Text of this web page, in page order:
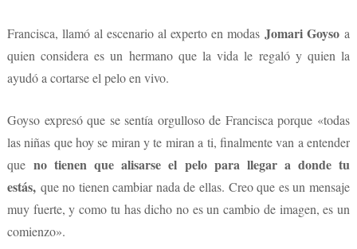
Francisca, llamó al escenario al experto en modas Jomari Goyso a
quien considera es un hermano que la vida le regaló y quien la
ayudó a cortarse el pelo en vivo.
Goyso expresó que se sentía orgulloso de Francisca porque «todas
las niñas que hoy se miran y te miran a ti, finalmente van a entender
queno tienen que alisarse el pelo para llegar a donde tu
estás,que no tienen cambiar nada de ellas. Creo que es un mensaje
muy fuerte, y como tu has dicho no es un cambio de imagen, es un
comienzo».